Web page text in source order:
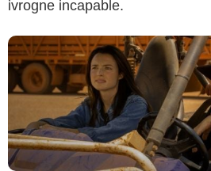
ivrogne incapable.